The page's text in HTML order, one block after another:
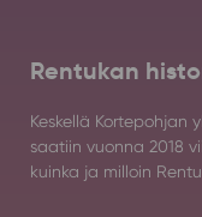
Rentukan
Keskellä Kortepohjan
saatiin vuonna 2018
kuinka ja milloin